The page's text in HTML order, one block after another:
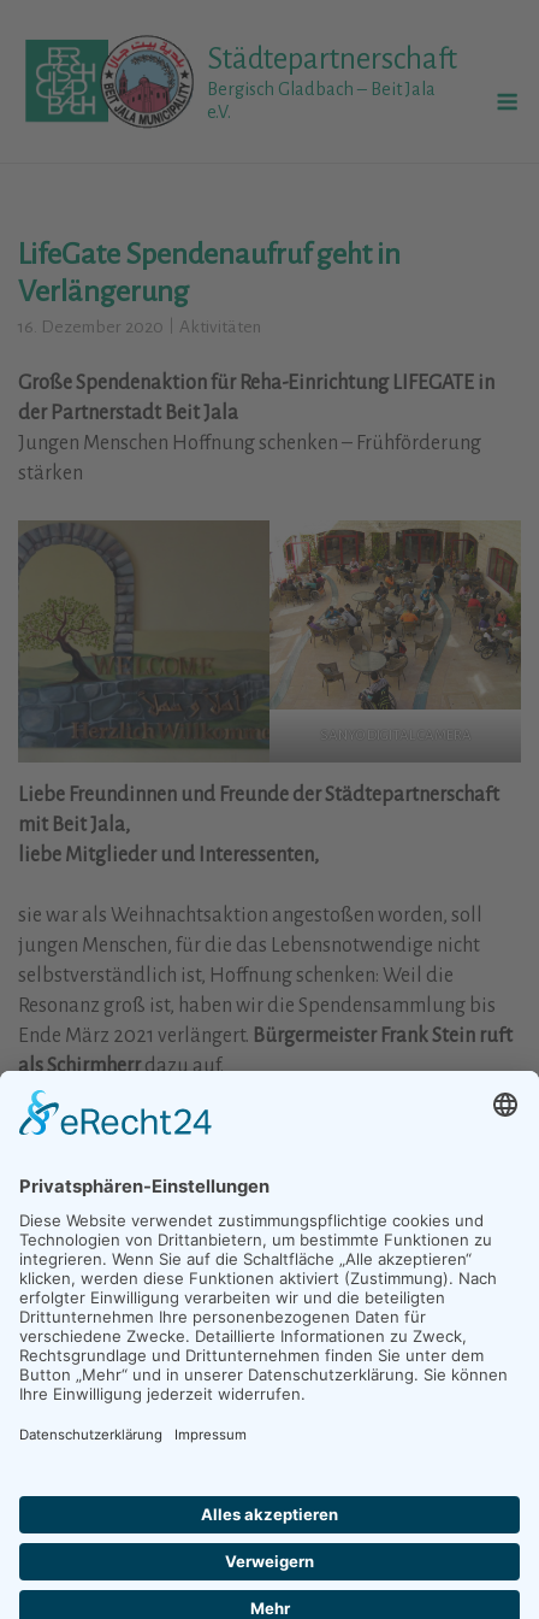
content
Städtepartnerschaft
Bergisch Gladbach – Beit Jala
e.V.
LifeGate Spendenaufruf geht in
Verlängerung
16. Dezember 2020 Aktivitäten
Große Spendenaktion für Reha-Einrichtung LIFEGATE in
der Partnerstadt Beit Jala
Jungen Menschen Hoffnung schenken – Frühförderung
stärken
SANYO DIGITAL CAMERA
Liebe Freundinnen und Freunde der Städtepartnerschaft
mit Beit Jala,
liebe Mitglieder und Interessenten,
sie war als Weihnachtsaktion angestoßen worden, soll
jungen Menschen, für die das Lebensnotwendige nicht
selbstverständlich ist, Hoffnung schenken: Weil die
Resonanz groß ist, haben wir die Spendensammlung bis
Ende März 2021 verlängert. Bürgermeister Frank Stein ruft
als Schirmherrdazu auf.
Die Aktion wird vomStädtepartnerschaftsverein Bergisch
Ganey Tikva an der Kirche zum Heilsbrunnen
DieBethe-Stiftungbeteiligt sich großzügig durch
Spendenverdoppelung.
mehr lesen: Weitere Einzelheiten und das Spendenkonto
navigation
2026 © Städtepartnerschaft Bergisch Gladbach - Beit Jala e.V.